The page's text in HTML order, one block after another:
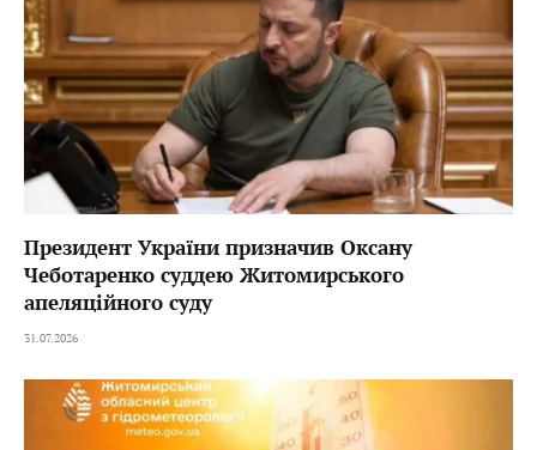
Президент України призначив Оксану
Чеботаренко суддею Житомирського
апеляційного суду
31.07.2026